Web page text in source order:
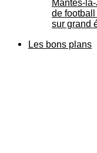
Mantes-
de
sur grand
Les bons plans